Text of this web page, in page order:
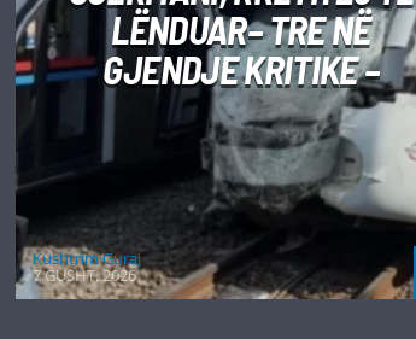
LËNDUAR– TRE NË
GJENDJE KRITIKE –
Kushtrim Guraj
7 GUSHT, 2026